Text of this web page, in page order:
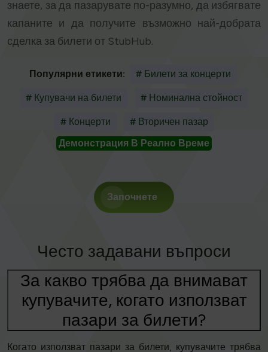
знаете, за да пазарувате по-разумно, да избягвате
капаните и да получите възможно най-добрата
сделка за билети от StubHub.
Популярни етикети: # Билети за концерти
# Купувачи на билети # Номинална стойност
# Концерти
# Вторичен пазар
Демонстрация В Реално Време
Започнете
Често задавани въпроси
За какво трябва да внимават
купувачите, когато използват
пазари за билети?
Когато използват пазари за билети, купувачите трябва